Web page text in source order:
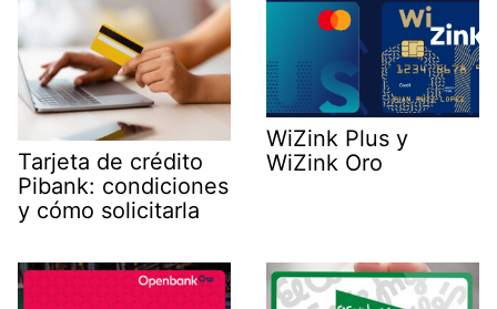
Tarjeta de crédito
Pibank: condiciones
y cómo solicitarla
WiZink Plus y
WiZink Oro